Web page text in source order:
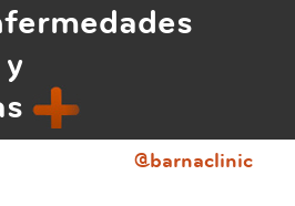
@barnaclinic